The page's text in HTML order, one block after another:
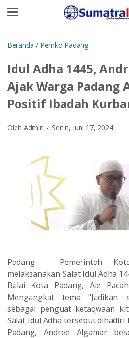
Beranda / Pemko Padang
Idul Adha 1445,
Ajak Warga Padang
Positif Ibadah
Oleh Admin Senin, Juni 17, 2024
Padang - Pemerintah
melaksanakan Salat Idul Adha
Balai Kota Padang, Aie
Mengangkat tema "Jadikan
sebagai penguat ketaqwaan
Salat Idul Adha tersebut dihadiri
Padang, Andree Algamar